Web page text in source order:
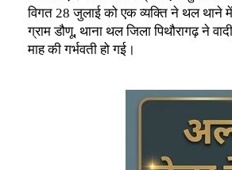
विगत 28 जुलाई को एक व्यक्ति ने थल थाने में
ग्राम डौणू, थाना थल जिला पिथौरागढ़ ने
माह की गर्भवती हो गई।